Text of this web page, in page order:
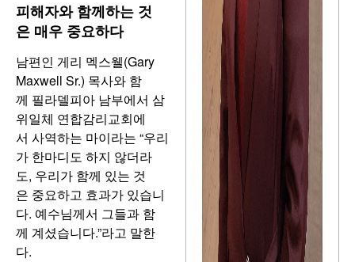
피해자와 함께하는 것
은 매우 중요하다
남편인 게리 멕스웰(Gary
Maxwell Sr.) 목사와 함
께 필라델피아 남부에서 삼
위일체 연합감리교회에
서 사역하는 마이라는 “우리
가 한마디도 하지 않더라
도, 우리가 함께 있는 것
은 중요하고 효과가 있습니
다. 예수님께서 그들과 함
께 계셨습니다.”라고 말한
다.